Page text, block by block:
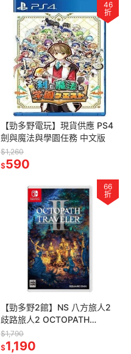
46
折
【勁多野電玩】現貨供應 PS4
劍與魔法與學園任務 中文版
$1,260
$590
66
折
【勁多野2館】NS 八方旅人2
歧路旅人2 OCTOPATH
TRAVELER 中文普通版
$1,790
$1,190